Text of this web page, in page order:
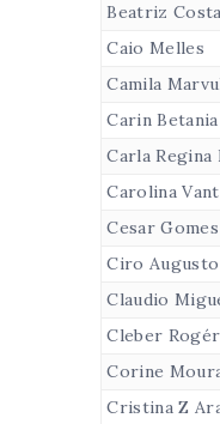
Beatriz Costa
Caio Melles
Camila
Carin
Carla
Carolina
Cesar
Ciro
Claudio
Cleber
Corine
Cristina Z